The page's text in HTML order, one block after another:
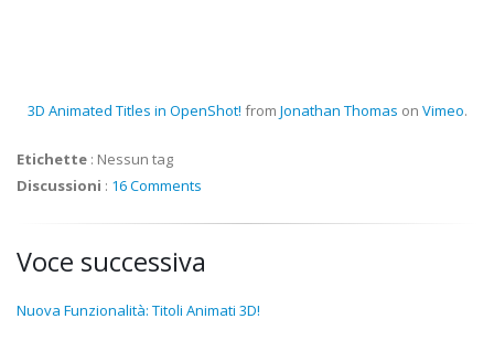
3D Animated Titles in OpenShot! from Jonathan Thomas on Vimeo.
Etichette : Nessun tag
Discussioni : 16 Comments
Voce successiva
Nuova Funzionalità: Titoli Animati 3D!